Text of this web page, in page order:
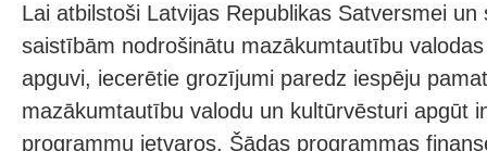
Lai atbilstoši Latvijas Republikas Satversmei un
saistībām nodrošinātu mazākumtautību
apguvi, iecerētie grozījumi paredz iespēju
mazākumtautību valodu un kultūrvēsturi apgūt
programmu ietvaros. Šādas programmas